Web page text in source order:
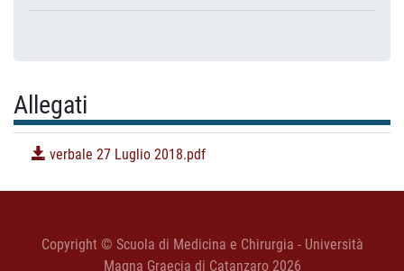
Allegati
verbale 27 Luglio 2018.pdf
Copyright © Scuola di Medicina e Chirurgia - Università
Magna Graecia di Catanzaro 2026